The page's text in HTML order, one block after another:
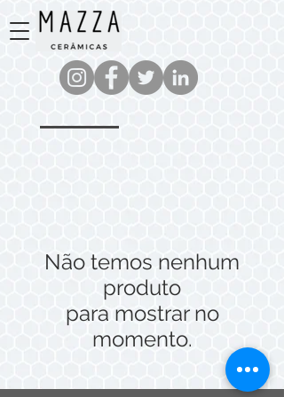
Não temos nenhum
produto
para mostrar no
momento.